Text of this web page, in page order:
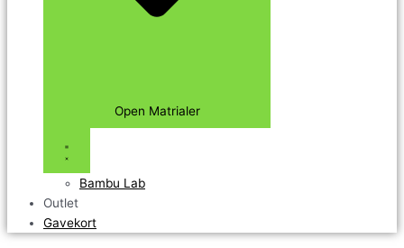
Open Matrialer
Bambu Lab
Outlet
Gavekort